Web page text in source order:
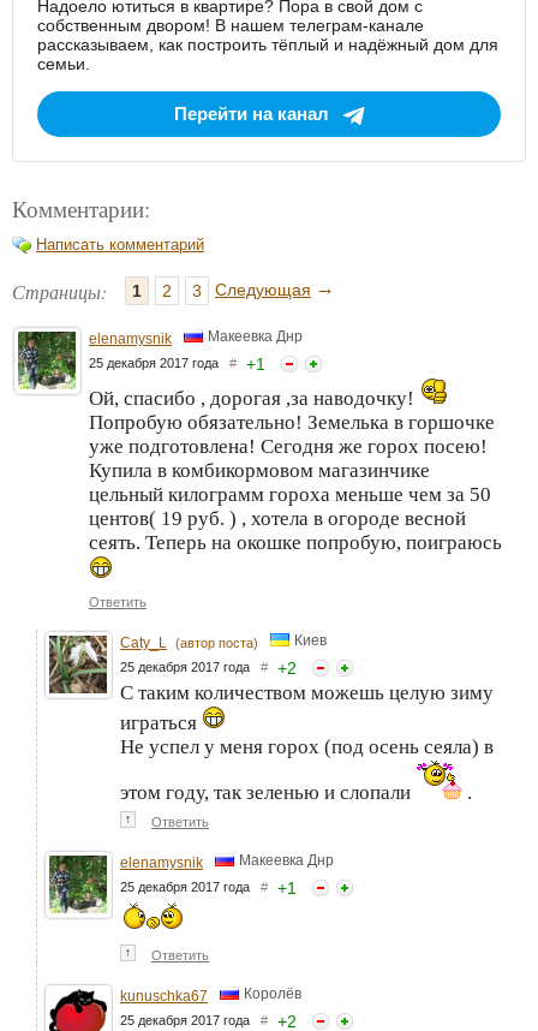
Надоело ютиться в квартире? Пора в свой дом с
собственным двором! В нашем телеграм-канале
рассказываем, как построить тёплый и надёжный дом для
семьи.
Перейти на канал
Комментарии:
Написать комментарий
Страницы: 1 2 3 Следующая →
elenamysnik Макеевка Днр
25 декабря 2017 года # +1
Ой, спасибо , дорогая ,за наводочку!
Попробую обязательно! Земелька в горшочке
уже подготовлена! Сегодня же горох посею!
Купила в комбикормовом магазинчике
цельный килограмм гороха меньше чем за 50
центов( 19 руб. ) , хотела в огороде весной
сеять. Теперь на окошке попробую, поиграюсь
Ответить
Caty_L (автор поста) Киев
25 декабря 2017 года # +2
С таким количеством можешь целую зиму
играться
Не успел у меня горох (под осень сеяла) в
этом году, так зеленью и слопали
.
↑ Ответить
elenamysnik Макеевка Днр
25 декабря 2017 года # +1
↑ Ответить
kunuschka67 Королёв
25 декабря 2017 года # +2